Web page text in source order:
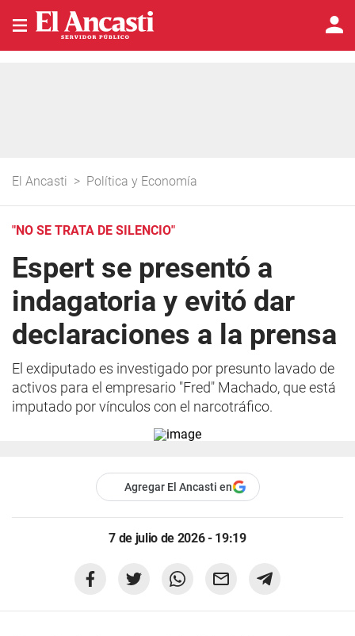
El Ancasti > Política y Economía
"NO SE TRATA DE SILENCIO"
Espert se presentó a
indagatoria y evitó dar
declaraciones a la prensa
El exdiputado es investigado por presunto lavado de
activos para el empresario "Fred" Machado, que está
imputado por vínculos con el narcotráfico.
Agregar El Ancasti en
7 de julio de 2026 - 19:19